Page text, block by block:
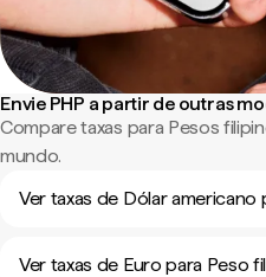
Envie PHP a partir de outras
Compare taxas para Pesos
mundo.
Ver taxas de Dólar americano
Ver taxas de Euro para Peso